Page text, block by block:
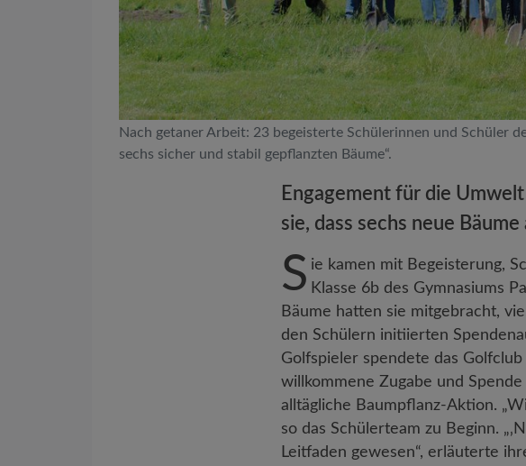
Nach getaner Arbeit: 23 begeisterte Schülerinnen und Schüler
sechs sicher und stabil gepflanzten Bäume“.
Engagement für die
sie, dass sechs neue
S ie kamen mit Begeisterung,
Klasse 6b des Gymnasiums
Bäume hatten sie mitgebracht,
den Schülern initiierten
Golfspieler spendete das
willkommene Zugabe und
alltägliche Baumpflanz-Aktion.
so das Schülerteam zu Beginn.
Leitfaden gewesen“, erläuterte